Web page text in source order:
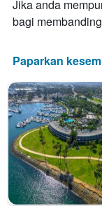
ini
yang
3
hari
lalu
penginapan
Carta
mempunyai
paksi
Y
yang
memaparkan
harga
purata
bilik
Jika anda
bagi
Paparkan